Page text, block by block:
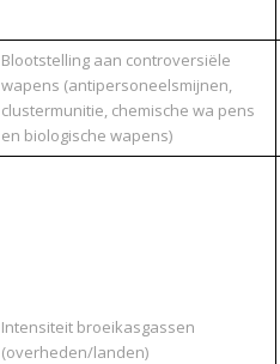
Blootstelling aan controversiële
wapens (antipersoneelsmijnen,
clustermunitie, chemische wa pens
en biologische wapens)
Intensiteit broeikasgassen
(overheden/landen)